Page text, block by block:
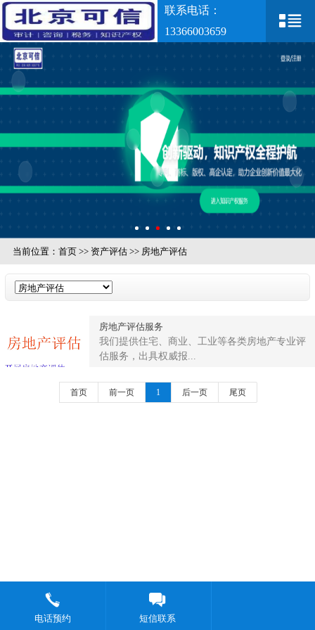
联系电话：
13366003659
当前位置： 首页>> 资产评估>> 房地产评估
房地产评估服务
我们提供住宅、商业、工业等各类房地产专业评
估服务，出具权威报...
首页 前一页 1 后一页 尾页
电话预约 短信联系